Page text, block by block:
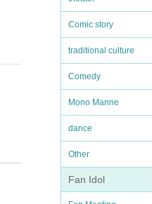
Comic story
traditional culture
Comedy
Mono Manne
dance
Other
Fan Idol